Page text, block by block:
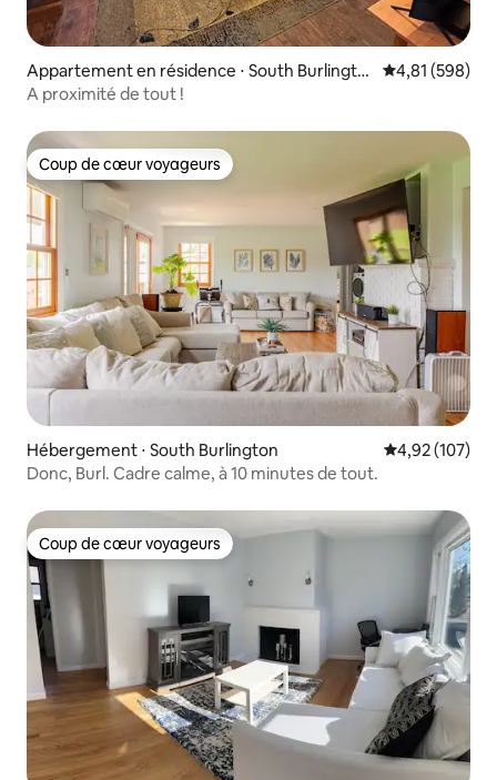
Appartement en résidence ⋅ South Burlingto
n
Évaluation
4,81 (598)
A proximité de tout !
Coup de cœur voyageurs
Coup de cœur voyageurs
Hébergement ⋅ South Burlington Évaluation
4,92 (107)
Donc, Burl. Cadre calme, à 10 minutes de tout.
Coup de cœur voyageurs
Coup de cœur voyageurs